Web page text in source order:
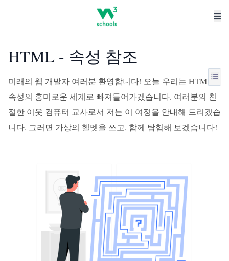
HTML - 속성 참조
미래의 웹 개발자 여러분 환영합니다! 오늘 우리는 HTML
속성의 흥미로운 세계로 빠져들어가겠습니다. 여러분의 친
절한 이웃 컴퓨터 교사로서 저는 이 여정을 안내해 드리겠습
니다. 그러면 가상의 헬멧을 쓰고, 함께 탐험해 보겠습니다!